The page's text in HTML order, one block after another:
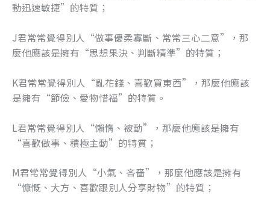
動迅速敏捷”的特質；
J君常常覺得別人“做事優柔寡斷、常常三心二意”，那
麼他應該是擁有“思想果決、判斷精準”的特質；
K君常常覺得別人“亂花錢、喜歡買東西”，那麼他應該
是擁有“節儉、愛物惜福”的特質。
L君常常覺得別人“懶惰、被動”，那麼他應該是擁有
“喜歡做事、積極主動”的特質；
M君常常覺得別人“小氣、吝嗇”，那麼他應該是擁有
“慷慨、大方、喜歡跟別人分享財物”的特質；